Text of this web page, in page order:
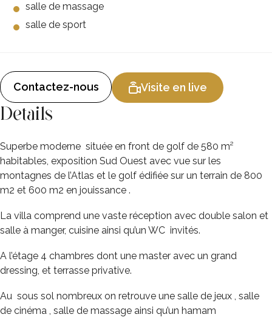
salle de massage
salle de sport
Contactez-nous Visite en live
Details
Superbe moderne située en front de golf de 580 m²
habitables, exposition Sud Ouest avec vue sur les
montagnes de l’Atlas et le golf édifiée sur un terrain de 800
m2 et 600 m2 en jouissance .
La villa comprend une vaste réception avec double salon et
salle à manger, cuisine ainsi qu’un WC invités.
A l’étage 4 chambres dont une master avec un grand
dressing, et terrasse privative.
Au sous sol nombreux on retrouve une salle de jeux , salle
de cinéma , salle de massage ainsi qu’un hamam